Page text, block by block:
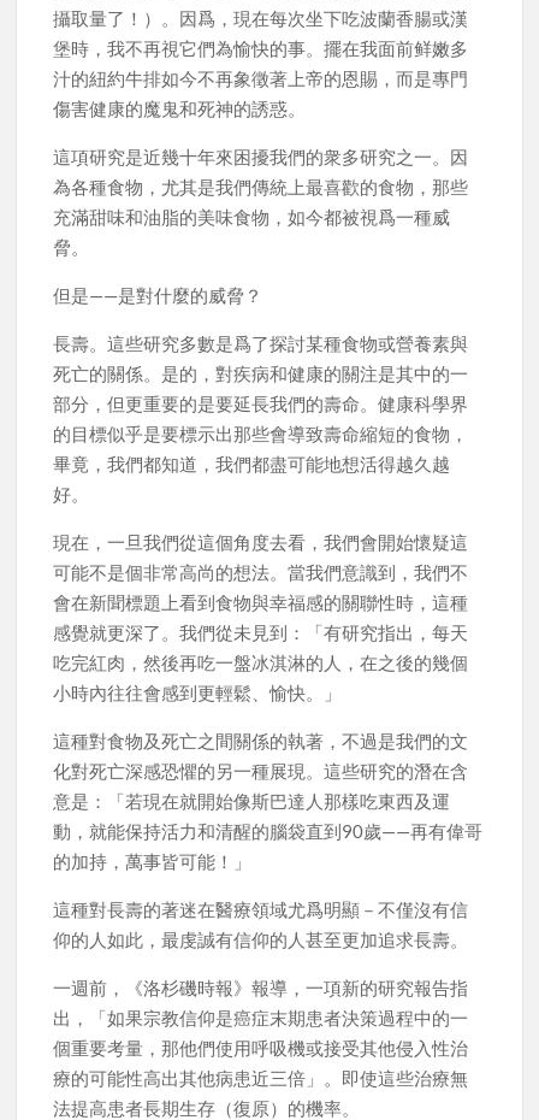
攝取量了！）。因爲，現在每次坐下吃波蘭香腸或漢
堡時，我不再視它們為愉快的事。擺在我面前鲜嫩多
汁的紐約牛排如今不再象徵著上帝的恩賜，而是專門
傷害健康的魔鬼和死神的誘惑。
這項研究是近幾十年來困擾我們的衆多研究之一。因
為各種食物，尤其是我們傳統上最喜歡的食物，那些
充滿甜味和油脂的美味食物，如今都被視爲一種威
脅。
但是——是對什麼的威脅？
長壽。這些研究多數是爲了探討某種食物或營養素與
死亡的關係。是的，對疾病和健康的關注是其中的一
部分，但更重要的是要延長我們的壽命。健康科學界
的目標似乎是要標示出那些會導致壽命縮短的食物，
畢竟，我們都知道，我們都盡可能地想活得越久越
好。
現在，一旦我們從這個角度去看，我們會開始懷疑這
可能不是個非常高尚的想法。當我們意識到，我們不
會在新聞標題上看到食物與幸福感的關聯性時，這種
感覺就更深了。我們從未見到：「有研究指出，每天
吃完紅肉，然後再吃一盤冰淇淋的人，在之後的幾個
小時內往往會感到更輕鬆、愉快。」
這種對食物及死亡之間關係的執著，不過是我們的文
化對死亡深感恐懼的另一種展現。這些研究的潛在含
意是：「若現在就開始像斯巴達人那樣吃東西及運
動，就能保持活力和清醒的腦袋直到90歲——再有偉哥
的加持，萬事皆可能！」
這種對長壽的著迷在醫療領域尤爲明顯－不僅沒有信
仰的人如此，最虔誠有信仰的人甚至更加追求長壽。
一週前，《洛杉磯時報》報導，一項新的研究報告指
出，「如果宗教信仰是癌症末期患者決策過程中的一
個重要考量，那他們使用呼吸機或接受其他侵入性治
療的可能性高出其他病患近三倍」。即使這些治療無
法提高患者長期生存（復原）的機率。